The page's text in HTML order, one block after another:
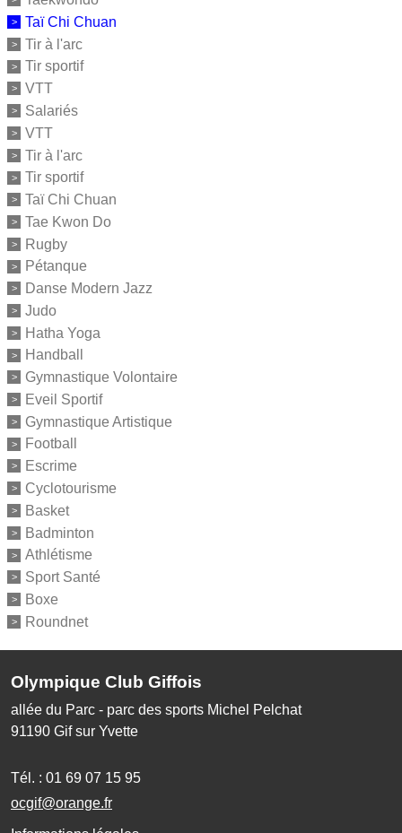
Taï Chi Chuan
Tir à l'arc
Tir sportif
VTT
Salariés
VTT
Tir à l'arc
Tir sportif
Taï Chi Chuan
Tae Kwon Do
Rugby
Pétanque
Danse Modern Jazz
Judo
Hatha Yoga
Handball
Gymnastique Volontaire
Eveil Sportif
Gymnastique Artistique
Football
Escrime
Cyclotourisme
Basket
Badminton
Athlétisme
Sport Santé
Boxe
Roundnet
Olympique Club Giffois
allée du Parc - parc des sports Michel Pelchat
91190 Gif sur Yvette
Tél. : 01 69 07 15 95
ocgif@orange.fr